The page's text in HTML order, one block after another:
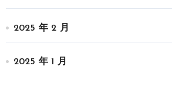
2025 年 2 月
2025 年 1 月